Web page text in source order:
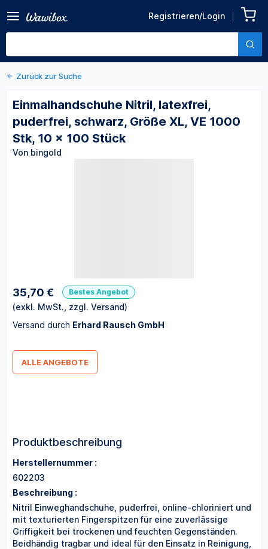
Registrieren/Login
latexfrei, puderfrei,
schwarz, Größe XL, VE 1000
Von bingold
Zurück zu den Produktdetails
Zurück zur Suche
Einmalhandschuhe Nitril, latexfrei,
puderfrei, schwarz, Größe XL, VE 1000
Stk, 10 x 100 Stück
Von bingold
35,70 € Bestes Angebot
(exkl. MwSt., zzgl. Versand)
Versand durch Erhard Rausch GmbH
ALLE ANGEBOTE
Produktbeschreibung
Herstellernummer :
602203
Beschreibung :
Nitril Einweghandschuhe, puderfrei, online-chloriniert und
mit texturierten Fingerspitzen für eine zuverlässige
Griffigkeit bei trockenen und feuchten Gegenständen.
Beidhändig tragbar und ideal für den Einsatz in Reinigung,